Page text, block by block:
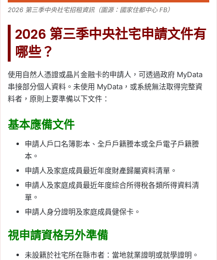
2026 第三季中央社宅招租資訊（圖源：國家住都中心 FB）
2026 第三季中央社宅申請文件有
哪些？
使用自然人憑證或晶片金融卡的申請人，可透過政府 MyData
串接部分個人資料。未使用 MyData，或系統無法取得完整資
料者，原則上要準備以下文件：
基本應備文件
申請人戶口名簿影本、全戶戶籍謄本或全戶電子戶籍謄
本。
申請人及家庭成員最近年度財產歸屬資料清單。
申請人及家庭成員最近年度綜合所得稅各類所得資料清
單。
申請人身分證明及家庭成員健保卡。
視申請資格另外準備
未設籍於社宅所在縣市者：當地就業證明或就學證明。